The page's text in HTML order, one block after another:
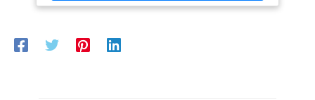
recettes de Chef Caro
Caro offert